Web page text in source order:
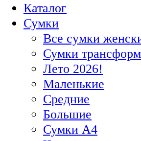
Каталог
Сумки
Все сумки
Сумки
Лето 2026!
Маленькие
Средние
Большие
Сумки А4